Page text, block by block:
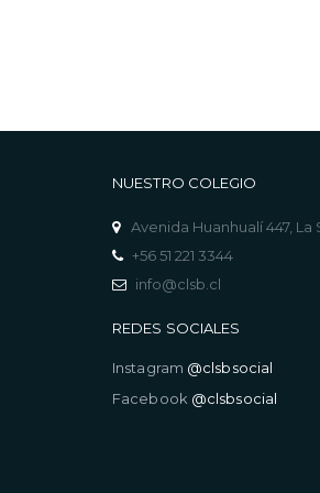
NUESTRO COLEGIO
Avenida Huanhualí 447, La
+56 51 221 3344
info@clsb.cl
REDES SOCIALES
Instagram @clsbsocial
Facebook @clsbsocial